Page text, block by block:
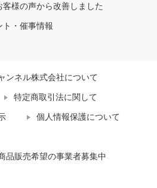
客様の声から改善しました
ト・催事情報
ンネル株式会社について
特定商取引法に関して
個人情報保護について
品販売希望の事業者募集中